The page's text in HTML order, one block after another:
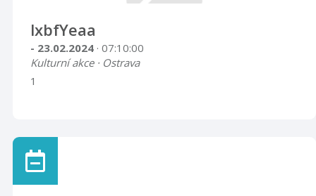
lxbfYeaa
- 23.02.2024 · 07:10:00
Kulturní akce · Ostrava
1